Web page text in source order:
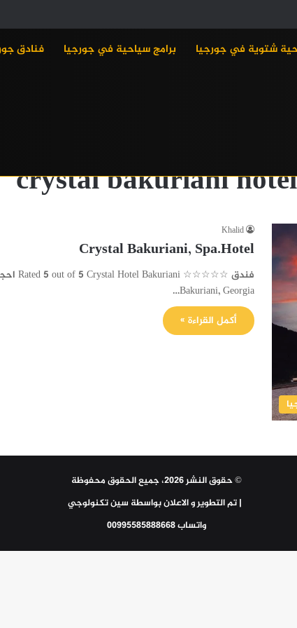
شتوية في جورجيا برامج سياحية في جورجيا فنادق
crystal bakuriani hotel
Khalid
Crystal Bakuriani, Spa.Hotel
Bakuriani, Georgia…
أكمل القراءة »
© حقوق النشر 2026، جميع الحقوق محفوظة
| تم التطوير و الاعلان بواسطة سين تكنولوجي
واتساب 00995585888668